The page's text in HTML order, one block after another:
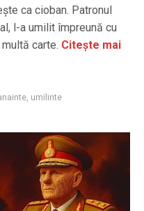
ca cioban. Patronul
l-a umilit împreună cu
carte. Citește mai
, umilinte